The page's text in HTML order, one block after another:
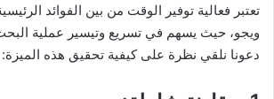
تعتبر فعالية توفير الوقت من بين الفوائد
ويجو، حيث يسهم في تسريع وتيسير عملية
دعونا نلقي نظرة على كيفية تحقيق هذه الميزة: